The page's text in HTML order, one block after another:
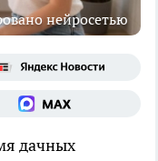
нейросетью
дачных